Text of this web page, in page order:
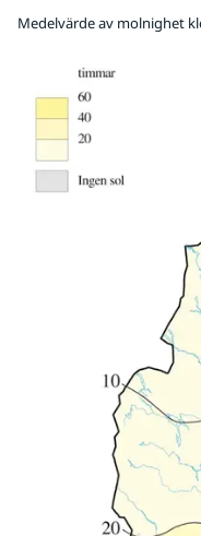
Medelvärde av molnighet